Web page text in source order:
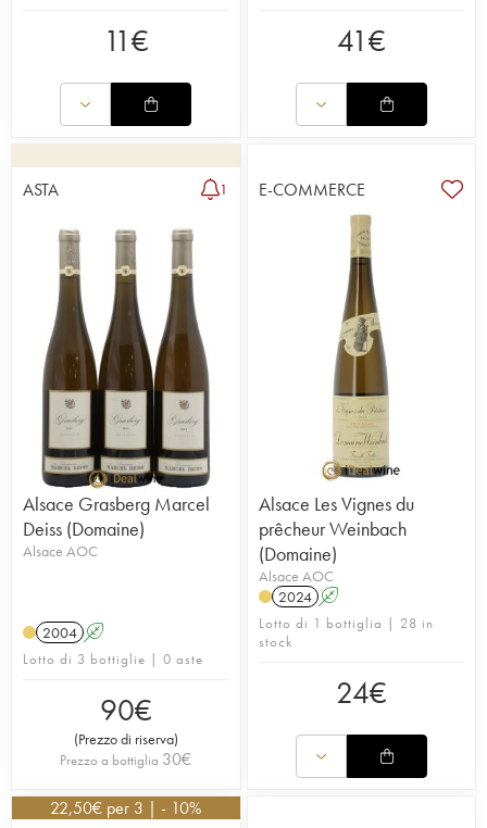
11€ 41€
ASTA 1
Alsace Grasberg Marcel
Deiss (Domaine)
Alsace AOC
2004 A
Lotto di 3 bottiglie | 0 aste
90€
(Prezzo di riserva)
Prezzo a bottiglia 30€
E-COMMERCE
Alsace Les Vignes du
prêcheur Weinbach
(Domaine)
Alsace AOC
2024 A
Lotto di 1 bottiglia | 28 in
stock
24€
22,50€ per 3 | - 10%